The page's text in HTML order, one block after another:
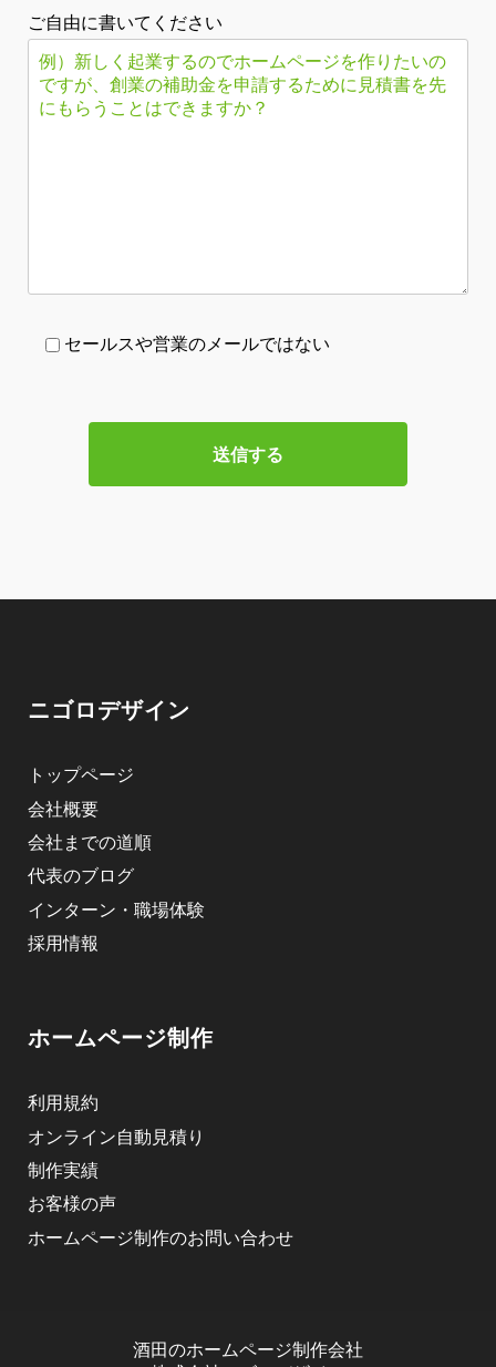
ご自由に書いてください
セールスや営業のメールではない
ニゴロデザイン
トップページ
会社概要
会社までの道順
代表のブログ
インターン・職場体験
採用情報
ホームページ制作
利用規約
オンライン自動見積り
制作実績
お客様の声
ホームページ制作のお問い合わせ
酒田のホームページ制作会社